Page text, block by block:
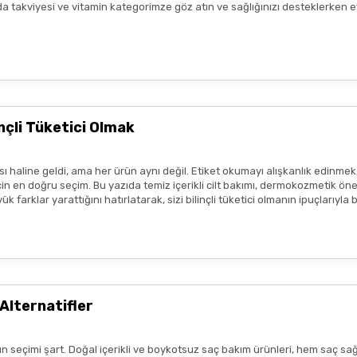
ederim boykot ürünleri
geldi,özenli paketlenmişti.
aldıklarım burada daha
ilk tercih sebebimdi iletişim ve
tavsiyesinin yerini tutmaz.
önce ürünün küçük bir bölgede test edilmesi, olasıalerjik
ürün kullanımını durdurunuz ve bir uzmana başvurunuz.
uygun şekilde paylaşılmaktadır.
takviyesi ve vitamin kategorimze göz atın ve sağlığınızı
Tüketici Olmak
haline geldi, ama her ürün aynı değil. Etiket okumayı alışkanlık
en doğru seçim. Bu yazıda temiz içerikli cilt bakımı, dermokozmetik
farklar yarattığını hatırlatarak, sizi bilinçli tüketici olmanın
Alternatifler
şart. Doğal içerikli ve boykotsuz saç bakım ürünleri, hem saç